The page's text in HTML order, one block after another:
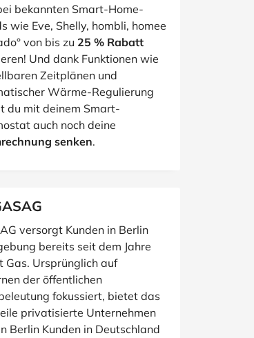
bekannten Smart-Home-
wie Eve, Shelly, hombli, homee
von bis zu 25 % Rabatt
Und dank Funktionen wie
Zeitplänen und
Wärme-Regulierung
du mit deinem Smart-
auch noch deine
senken.
versorgt Kunden in Berlin
bereits seit dem Jahre
Gas. Ursprünglich auf
der öffentlichen
fokussiert, bietet das
privatisierte Unternehmen
Berlin Kunden in Deutschland